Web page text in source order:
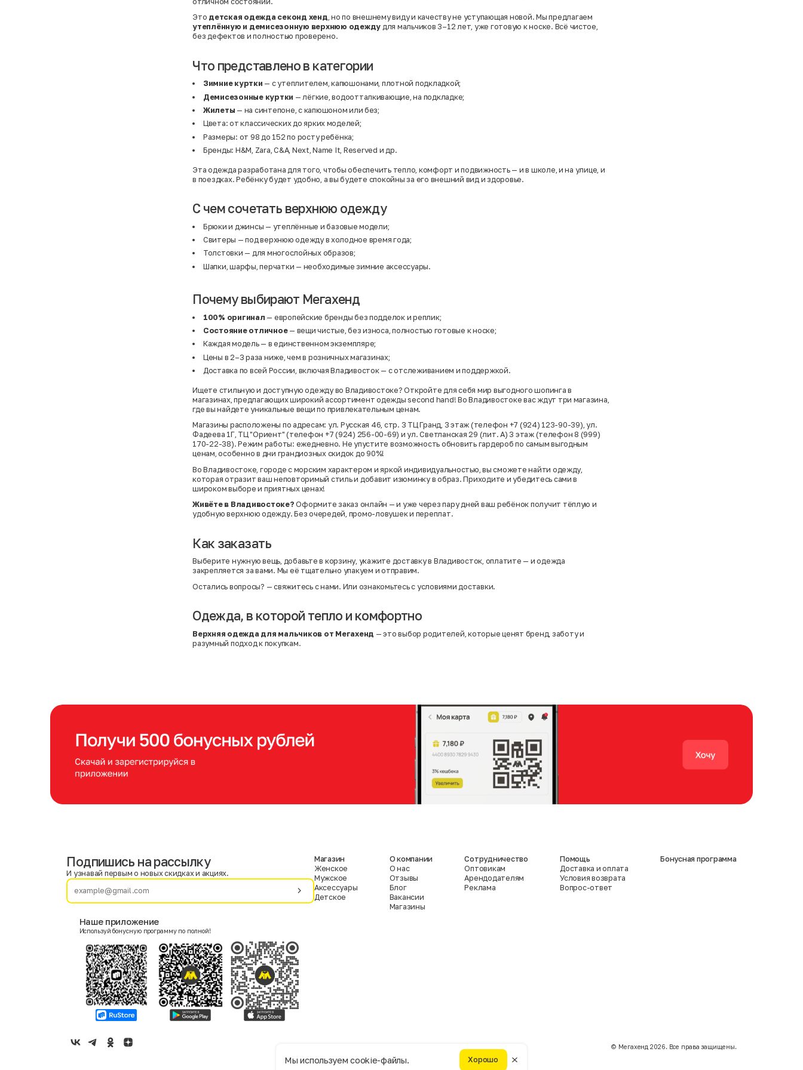
Это детская одежда секонд хенд, но по внешнему виду и качеству не уступающая новой. Мы предлагаем
утеплённую и демисезонную верхнюю одежду для мальчиков 3–12 лет, уже готовую к носке. Всё чистое,
без дефектов и полностью проверено.
Что представлено в категории
Зимние куртки — с утеплителем, капюшонами, плотной подкладкой;
Демисезонные куртки — лёгкие, водоотталкивающие, на подкладке;
Жилеты — на синтепоне, с капюшоном или без;
Цвета: от классических до ярких моделей;
Размеры: от 98 до 152 по росту ребёнка;
Бренды: H&M, Zara, C&A, Next, Name It, Reserved и др.
Эта одежда разработана для того, чтобы обеспечить тепло, комфорт и подвижность — и в школе, и на улице, и
в поездках. Ребёнку будет удобно, а вы будете спокойны за его внешний вид и здоровье.
С чем сочетать верхнюю одежду
Брюки и джинсы — утеплённые и базовые модели;
Свитеры — под верхнюю одежду в холодное время года;
Толстовки — для многослойных образов;
Шапки, шарфы, перчатки — необходимые зимние аксессуары.
Почему выбирают Мегахенд
100% оригинал — европейские бренды без подделок и реплик;
Состояние отличное— вещи чистые, без износа, полностью готовые к носке;
Каждая модель — в единственном экземпляре;
Цены в 2–3 раза ниже, чем в розничных магазинах;
Доставка по всей России, включая Владивосток — с отслеживанием и поддержкой.
Ищете стильную и доступную одежду во Владивостоке? Откройте для себя мир выгодного шопинга в
магазинах, предлагающих широкий ассортимент одежды second hand! Во Владивостоке вас ждут три магазина,
где вы найдете уникальные вещи по привлекательным ценам.
Магазины расположены по адресам: ул. Русская 46, стр. 3 ТЦ Гранд, 3 этаж (телефон +7 (924) 123-90-39), ул.
Фадеева 1Г, ТЦ "Ориент" (телефон +7 (924) 256-00-69) и ул. Светланская 29 (лит. А) 3 этаж (телефон 8 (999)
170-22-38). Режим работы: ежедневно. Не упустите возможность обновить гардероб по самым выгодным
ценам, особенно в дни грандиозных скидок до 90%!
Во Владивостоке, городе с морским характером и яркой индивидуальностью, вы сможете найти одежду,
которая отразит ваш неповторимый стиль и добавит изюминку в образ. Приходите и убедитесь сами в
широком выборе и приятных ценах!
Живёте в Владивостоке? Оформите заказ онлайн — и уже через пару дней ваш ребёнок получит тёплую и
удобную верхнюю одежду. Без очередей, промо-ловушек и переплат.
Как заказать
Выберите нужную вещь, добавьте в корзину, укажите доставку в Владивосток, оплатите — и одежда
закрепляется за вами. Мы её тщательно упакуем и отправим.
Остались вопросы? — свяжитесь с нами. Или ознакомьтесь с условиями доставки.
Одежда, в которой тепло и комфортно
Верхняя одежда для мальчиков от Мегахенд — это выбор родителей, которые ценят бренд, заботу и
разумный подход к покупкам.
Фамилия
Женский
Согласие на получение чеков по электронной почте
Мы используем cookie-файлы. Хорошо
Подпишись на рассылку
И узнавай первым о новых скидках и акциях.
Наше приложение
Используй бонусную программу по полной!
Магазин
Женское
Мужское
Аксессуары
Детское
О компании
О нас
Отзывы
Блог
Вакансии
Магазины
Сотрудничество
Оптовикам
Арендодателям
Реклама
Помощь
Доставка и оплата
Условия возврата
Вопрос-ответ
Бонусная программа
©️ Мегахенд 2026. Все права защищены.